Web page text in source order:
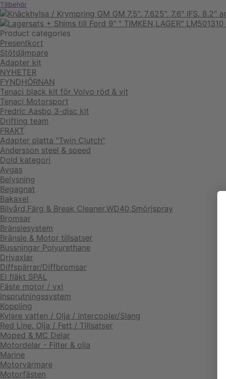
Tillbehör
Product categories
Presentkort
Stötdämpare
Adapter kit
NYHETER
FYNDHÖRNAN
Tenaci black kit för Volvo röd & vit
Tenaci Motorsport
Fredric Aasbo 3-disc kit
Drifting team
FRAKT
Adapter platta "Twin Clutch"
Andersson steel & speed
Dold kategori
Avgas
Belysning
Begagnat
Bakaxel
Bilvård,Färg & Break Cleaner,WD40,Smörjspray
Bromsar
Bränslesystem
Bränsle & Motor tillsatser
Bussningar Polyurethane
Drivaxlar
Diffspärrar/Diffbromsar
El fläkt SPAL
Fäste motor / vxl
Insprutningssystem
Koppling
Kylare vatten / Olja / Intercooler/Slang
Red Line. Olja / Fett / Tillsatser
Moped & MC Delar
Motordelar - Filter & olja
Marine
Motorvärmare
Motorfästen